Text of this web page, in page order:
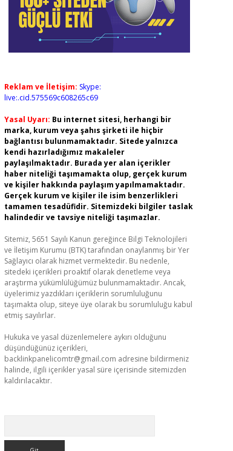
Reklam ve İletişim: Skype:
live:.cid.575569c608265c69
Yasal Uyarı: Bu internet sitesi, herhangi bir
marka, kurum veya şahıs şirketi ile hiçbir
bağlantısı bulunmamaktadır. Sitede yalnızca
kendi hazırladığımız makaleler
paylaşılmaktadır. Burada yer alan içerikler
haber niteliği taşımamakta olup, gerçek kurum
ve kişiler hakkında paylaşım yapılmamaktadır.
Gerçek kurum ve kişiler ile isim benzerlikleri
tamamen tesadüfidir. Sitemizdeki bilgiler taslak
halindedir ve tavsiye niteliği taşımazlar.
Sitemiz, 5651 Sayılı Kanun gereğince Bilgi Teknolojileri
ve İletişim Kurumu (BTK) tarafından onaylanmış bir Yer
Sağlayıcı olarak hizmet vermektedir. Bu nedenle,
sitedeki içerikleri proaktif olarak denetleme veya
araştırma yükümlülüğümüz bulunmamaktadır. Ancak,
üyelerimiz yazdıkları içeriklerin sorumluluğunu
taşımakta olup, siteye üye olarak bu sorumluluğu kabul
etmiş sayılırlar.
Hukuka ve yasal düzenlemelere aykırı olduğunu
düşündüğünüz içerikleri,
backlinkpanelicomtr@gmail.com adresine bildirmeniz
halinde, ilgili içerikler yasal süre içerisinde sitemizden
kaldırılacaktır.